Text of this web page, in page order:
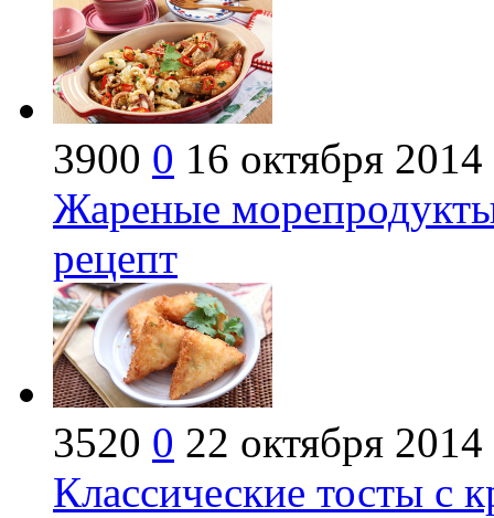
3900 0 16 октября 2014
Жареные
рецепт
3520 0 22 октября 2014
Классические тосты с